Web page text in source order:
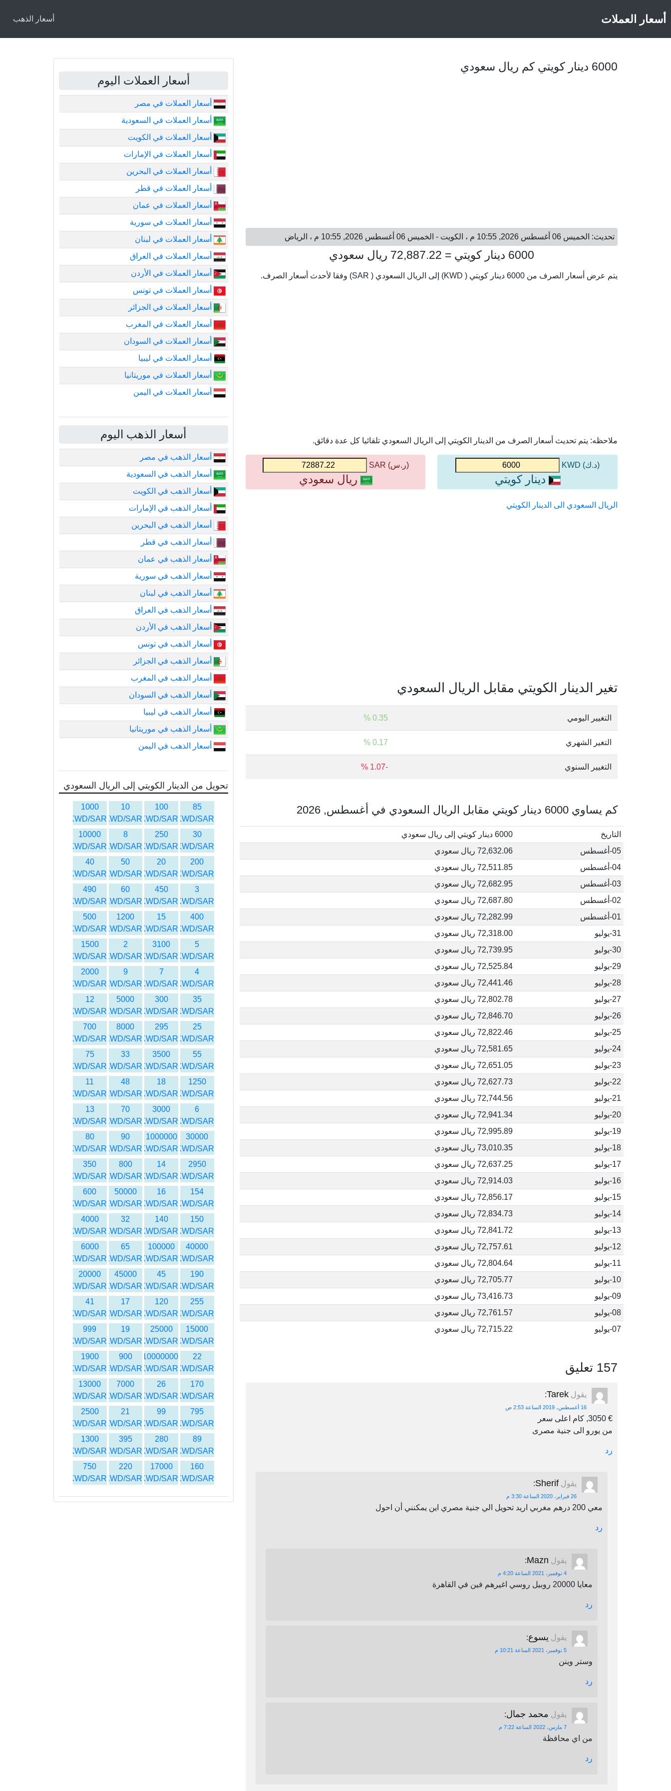
أسعار العملات أسعار الذهب
6000 دينار كويتي كم ريال سعودي
تحديث: الخميس 06 أغسطس 2026, 10:55 م ، الكويت - الخميس 06 أغسطس 2026, 10:55 م ، الرياض
6000 دينار كويتي = 72,887.22 ريال سعودي
يتم عرض أسعار الصرف من 6000 دينار كويتي ( KWD) إلى الريال السعودي ( SAR) وفقا لأحدث أسعار الصرف.
ملاحظه: يتم تحديث أسعار الصرف من الدينار الكويتي إلى الريال السعودي تلقائيا كل عدة دقائق.
(د.ك) KWD
دينار كويتي
(ر.س) SAR
ريال سعودي
الريال السعودي الى الدينار الكويتي
تغير الدينار الكويتي مقابل الريال السعودي
التغيير اليومي 0.35 %
التغير الشهري 0.17 %
التغيير السنوي -1.07 %
كم يساوي 6000 دينار كويتي مقابل الريال السعودي في أغسطس, 2026
التاريخ
6000 دينار كويتي إلى ريال سعودي
05-أغسطس
72,632.06 ريال سعودي
04-أغسطس
72,511.85 ريال سعودي
03-أغسطس
72,682.95 ريال سعودي
02-أغسطس
72,687.80 ريال سعودي
01-أغسطس
72,282.99 ريال سعودي
31-يوليو
72,318.00 ريال سعودي
30-يوليو
72,739.95 ريال سعودي
29-يوليو
72,525.84 ريال سعودي
28-يوليو
72,441.46 ريال سعودي
27-يوليو
72,802.78 ريال سعودي
26-يوليو
72,846.70 ريال سعودي
25-يوليو
72,822.46 ريال سعودي
24-يوليو
72,581.65 ريال سعودي
23-يوليو
72,651.05 ريال سعودي
22-يوليو
72,627.73 ريال سعودي
21-يوليو
72,744.56 ريال سعودي
20-يوليو
72,941.34 ريال سعودي
19-يوليو
72,995.89 ريال سعودي
18-يوليو
73,010.35 ريال سعودي
17-يوليو
72,637.25 ريال سعودي
16-يوليو
72,914.03 ريال سعودي
15-يوليو
72,856.17 ريال سعودي
14-يوليو
72,834.73 ريال سعودي
13-يوليو
72,841.72 ريال سعودي
12-يوليو
72,757.61 ريال سعودي
11-يوليو
72,804.64 ريال سعودي
10-يوليو
72,705.77 ريال سعودي
09-يوليو
73,416.73 ريال سعودي
08-يوليو
72,761.57 ريال سعودي
07-يوليو
72,715.22 ريال سعودي
157 تعليق
يقول Tarek
:
16 أغسطس، 2019 الساعة 2:53 ص
€ 3050, كام اعلى سعر
من يورو الى جنية مصرى
رد
يقول Sherif
:
26 فبراير، 2020 الساعة 3:30 م
معي 200 درهم مغربي اريد تحويل الي جنية مصري اين يمكنني أن احول
رد
يقول Mazn
:
4 نوفمبر، 2021 الساعة 4:20 م
معايا 20000 روبيل روسي اغيرهم فين في القاهرة
رد
يقول يسوع:
5 نوفمبر، 2021 الساعة 10:21 م
وستر وينن
رد
يقول محمد جمال:
7 مارس، 2022 الساعة 7:22 م
من اي محافظة
رد
أسعار العملات اليوم
أسعار العملات في مصر
أسعار العملات في السعودية
أسعار العملات في الكويت
أسعار العملات في الإمارات
أسعار العملات في البحرين
أسعار العملات في قطر
أسعار العملات في عمان
أسعار العملات في سورية
أسعار العملات في لبنان
أسعار العملات في العراق
أسعار العملات في الأردن
أسعار العملات في تونس
أسعار العملات في الجزائر
أسعار العملات في المغرب
أسعار العملات في السودان
أسعار العملات في ليبيا
أسعار العملات في موريتانيا
أسعار العملات في اليمن
أسعار الذهب اليوم
أسعار الذهب في مصر
أسعار الذهب في السعودية
أسعار الذهب في الكويت
أسعار الذهب في الإمارات
أسعار الذهب في البحرين
أسعار الذهب في قطر
أسعار الذهب في عمان
أسعار الذهب في سورية
أسعار الذهب في لبنان
أسعار الذهب في العراق
أسعار الذهب في الأردن
أسعار الذهب في تونس
أسعار الذهب في الجزائر
أسعار الذهب في المغرب
أسعار الذهب في السودان
أسعار الذهب في ليبيا
أسعار الذهب في موريتانيا
أسعار الذهب في اليمن
تحويل من الدينار الكويتي إلى الريال السعودي
85
KWD/SAR
100
KWD/SAR
10
KWD/SAR
1000
KWD/SAR
30
KWD/SAR
250
KWD/SAR
8
KWD/SAR
10000
KWD/SAR
200
KWD/SAR
20
KWD/SAR
50
KWD/SAR
40
KWD/SAR
3
KWD/SAR
450
KWD/SAR
60
KWD/SAR
490
KWD/SAR
400
KWD/SAR
15
KWD/SAR
1200
KWD/SAR
500
KWD/SAR
5
KWD/SAR
3100
KWD/SAR
2
KWD/SAR
1500
KWD/SAR
4
KWD/SAR
7
KWD/SAR
9
KWD/SAR
2000
KWD/SAR
35
KWD/SAR
300
KWD/SAR
5000
KWD/SAR
12
KWD/SAR
25
KWD/SAR
295
KWD/SAR
8000
KWD/SAR
700
KWD/SAR
55
KWD/SAR
3500
KWD/SAR
33
KWD/SAR
75
KWD/SAR
1250
KWD/SAR
18
KWD/SAR
48
KWD/SAR
11
KWD/SAR
6
KWD/SAR
3000
KWD/SAR
70
KWD/SAR
13
KWD/SAR
30000
KWD/SAR
1000000
KWD/SAR
90
KWD/SAR
80
KWD/SAR
2950
KWD/SAR
14
KWD/SAR
800
KWD/SAR
350
KWD/SAR
154
KWD/SAR
16
KWD/SAR
50000
KWD/SAR
600
KWD/SAR
150
KWD/SAR
140
KWD/SAR
32
KWD/SAR
4000
KWD/SAR
40000
KWD/SAR
100000
KWD/SAR
65
KWD/SAR
6000
KWD/SAR
190
KWD/SAR
45
KWD/SAR
45000
KWD/SAR
20000
KWD/SAR
255
KWD/SAR
120
KWD/SAR
17
KWD/SAR
41
KWD/SAR
15000
KWD/SAR
25000
KWD/SAR
19
KWD/SAR
999
KWD/SAR
22
KWD/SAR
10000000
KWD/SAR
900
KWD/SAR
1900
KWD/SAR
170
KWD/SAR
26
KWD/SAR
7000
KWD/SAR
13000
KWD/SAR
795
KWD/SAR
99
KWD/SAR
21
KWD/SAR
2500
KWD/SAR
89
KWD/SAR
280
KWD/SAR
395
KWD/SAR
1300
KWD/SAR
160
KWD/SAR
17000
KWD/SAR
220
KWD/SAR
750
KWD/SAR